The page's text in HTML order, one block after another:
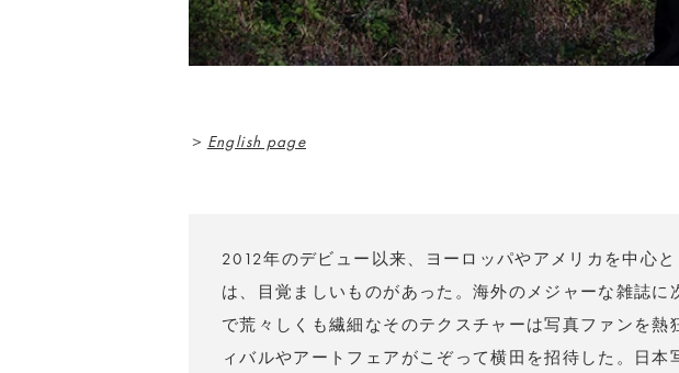
＞ English page
2012年のデビュー以来、ヨーロッパやアメリカを中心と
は、目覚ましいものがあった。海外のメジャーな雑誌に
で荒々しくも繊細なそのテクスチャーは写真ファンを熱
ィバルやアートフェアがこぞって横田を招待した。日本